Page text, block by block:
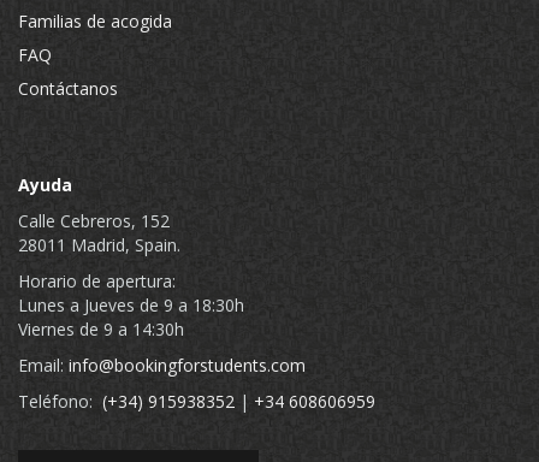
Familias de acogida
FAQ
Contáctanos
Ayuda
Calle Cebreros, 152
28011 Madrid, Spain.
Horario de apertura:
Lunes a Jueves de 9 a 18:30h
Viernes de 9 a 14:30h
Email: info@bookingforstudents.com
Teléfono: (+34) 915938352 | +34 608606959